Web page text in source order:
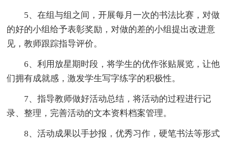
5、在组与组之间，开展每月一次的书法比赛，对做
的好的小组给予表彰奖励，对做的差的小组提出改进意
见，教师跟踪指导评价。
6、利用放星期时段，将学生的优作张贴展览，让他
们拥有成就感，激发学生写字练字的积极性。
7、指导教师做好活动总结，将活动的过程进行记
录、整理，完善活动的文本资料档案管理。
8、活动成果以手抄报，优秀习作，硬笔书法等形式